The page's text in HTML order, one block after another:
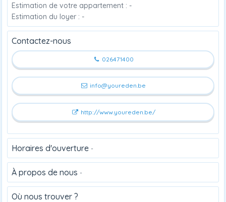
Estimation de votre appartement : -
Estimation du loyer : -
Contactez-nous
026471400
info@youreden.be
http://www.youreden.be/
Horaires d'ouverture -
À propos de nous -
Où nous trouver ?